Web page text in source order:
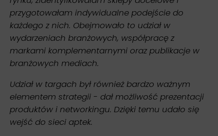
przygotowałam indywidualne podejście do
każdego z nich. Obejmowało to udział w
wydarzeniach branżowych, współpracę z
markami komplementarnymi oraz publikacje w
branżowych mediach.
Udział w targach był również bardzo ważnym
elementem strategii - dał możliwość prezentacji
produktów i networkingu. Dzięki temu udało się
wejść do sieci aptek.